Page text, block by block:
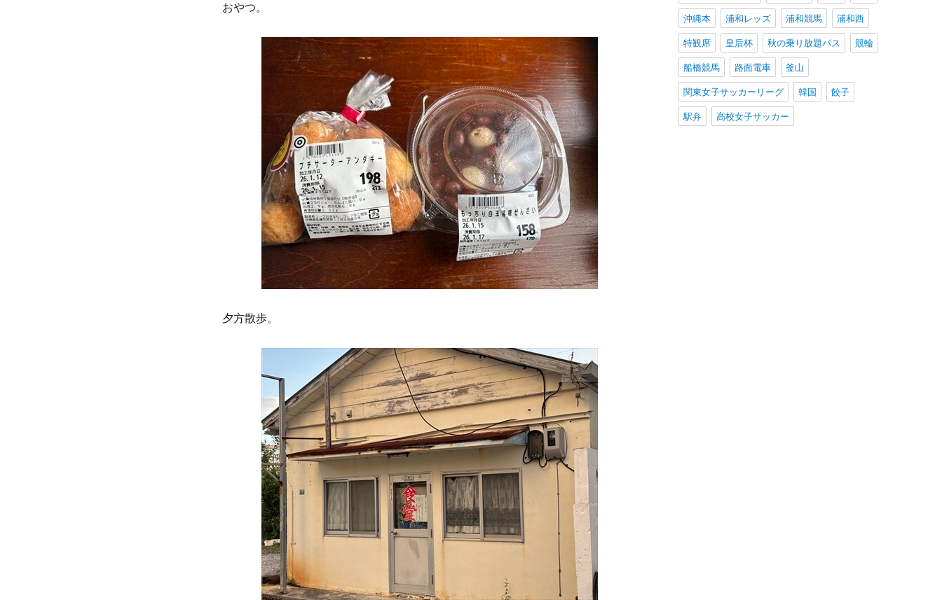
おやつ。
夕方散歩。
沖縄本 浦和レッズ 浦和競馬 浦和西
特観席 皇后杯 秋の乗り放題パス 競輪
船橋競馬 路面電車 釜山
関東女子サッカーリーグ 韓国 餃子
駅弁 高校女子サッカー